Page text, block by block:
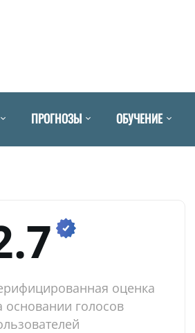
ПРОГНОЗЫ ОБУЧЕНИЕ
оценка
основании голосов